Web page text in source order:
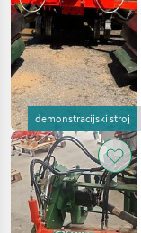
demonstracijski stroj